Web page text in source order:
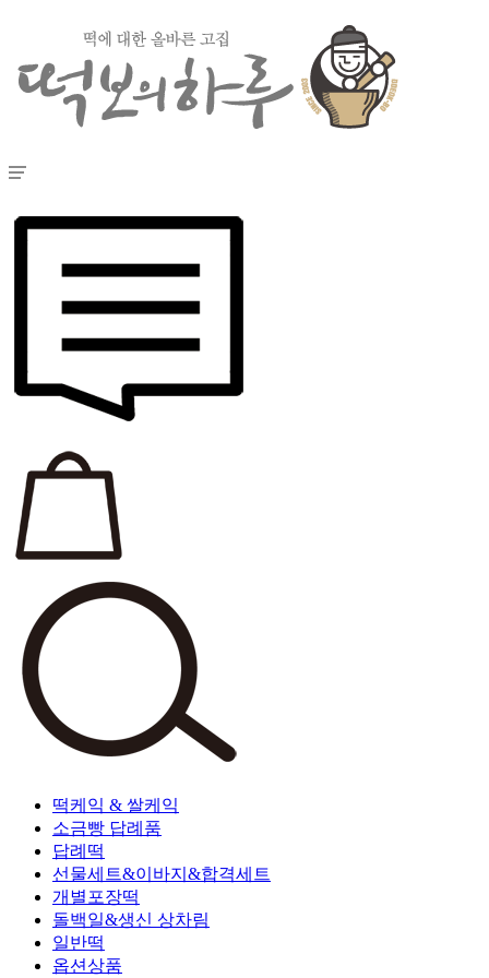
떡케익 & 쌀케익
소금빵 답례품
답례떡
선물세트&이바지&합격세트
개별포장떡
돌백일&생신 상차림
일반떡
옵션상품